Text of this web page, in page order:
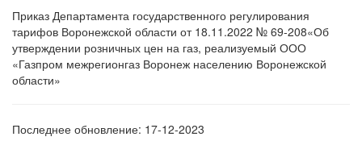
Приказ Департамента государственного регулирования
тарифов Воронежской области от 18.11.2022 № 69-208«Об
утверждении розничных цен на газ, реализуемый ООО
«Газпром межрегионгаз Воронеж населению Воронежской
области»
Последнее обновление: 17-12-2023